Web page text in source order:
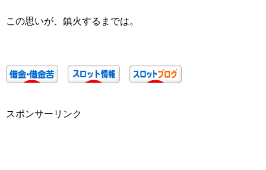
この思いが、鎮火するまでは。
スポンサーリンク